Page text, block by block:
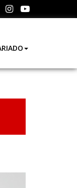
Instagram
Youtube